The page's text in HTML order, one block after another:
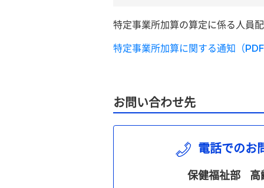
特定事業所加算の算定に係る人員
特定事業所加算に関する通知（
お問い合わせ先
電話でのお
保健福祉部 高